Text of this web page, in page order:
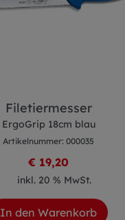
Filetiermesser
ErgoGrip 18cm blau
Artikelnummer: 000035
€ 19,20
inkl. 20 % MwSt.
In den Warenkorb